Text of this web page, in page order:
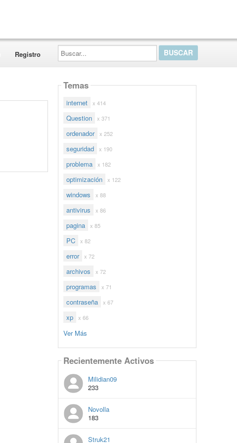
Registro
Buscar...
Temas
internet x 414
Question x 371
ordenador x 252
seguridad x 190
problema x 182
optimización x 122
windows x 88
antivirus x 86
pagina x 85
PC x 82
error x 72
archivos x 72
programas x 71
contraseña x 67
xp x 66
Ver Más
Recientemente Activos
Milidian09
233
Novolla
183
Struk21